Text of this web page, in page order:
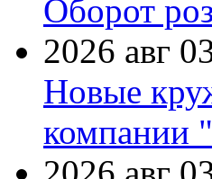
Оборот
2026 авг
Новые
компании